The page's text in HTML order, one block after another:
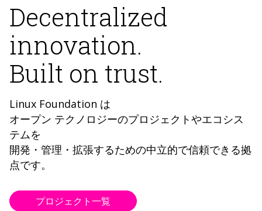
Decentralized
innovation.
Built on trust.
Linux Foundation は
オープン テクノロジーのプロジェクトやエコシス
テムを
開発・管理・拡張するための中立的で信頼できる拠
点です。
プロジェクト一覧